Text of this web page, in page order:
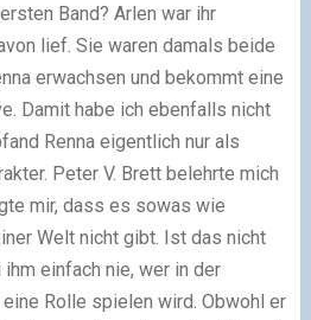
Band? Arlen war ihr
lief. Sie waren damals beide
erwachsen und bekommt eine
Damit habe ich ebenfalls nicht
Renna eigentlich nur als
Peter V. Brett belehrte mich
mir, dass es sowas wie
Welt nicht gibt. Ist das nicht
einfach nie, wer in der
Rolle spielen wird. Obwohl er